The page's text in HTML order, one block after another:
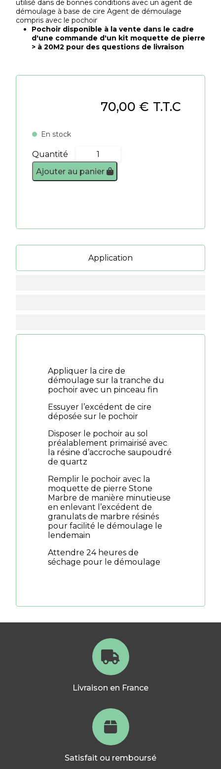
utilisé dans de bonnes conditions avec un agent de
démoulage à base de cire Agent de démoulage
compris avec le pochoir
Pochoir disponible à la vente dans le cadre
d'une commande d'un kit moquette de pierre
> à 20M2 pour des questions de livraison
70,00 € T.T.C
quantité
de
Pochoir
Quantité
Ajouter au panier
En stock
Application
Appliquer la cire de
démoulage sur la tranche du
pochoir avec un pinceau fin
Essuyer l’excédent de cire
déposée sur le pochoir
Disposer le pochoir au sol
préalablement primairisé avec
la résine d’accroche saupoudré
de quartz
Remplir le pochoir avec la
moquette de pierre Stone
Marbre de manière minutieuse
en enlevant l’excédent de
granulats de marbre résinés
pour facilité le démoulage le
lendemain
Attendre 24 heures de
séchage pour le démoulage
Livraison en France
Satisfait ou remboursé